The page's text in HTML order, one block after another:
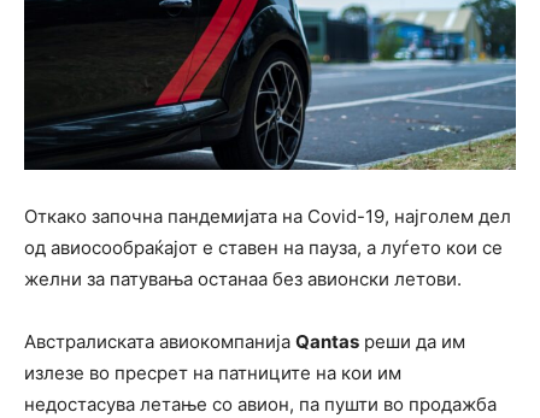
Откако започна пандемијата на Covid-19, најголем дел
од авиосообраќајот е ставен на пауза, а луѓето кои се
желни за патувања останаа без авионски летови.
Австралиската авиокомпанија Qantas реши да им
излезе во пресрет на патниците на кои им
недостасува летање со авион, па пушти во продажба